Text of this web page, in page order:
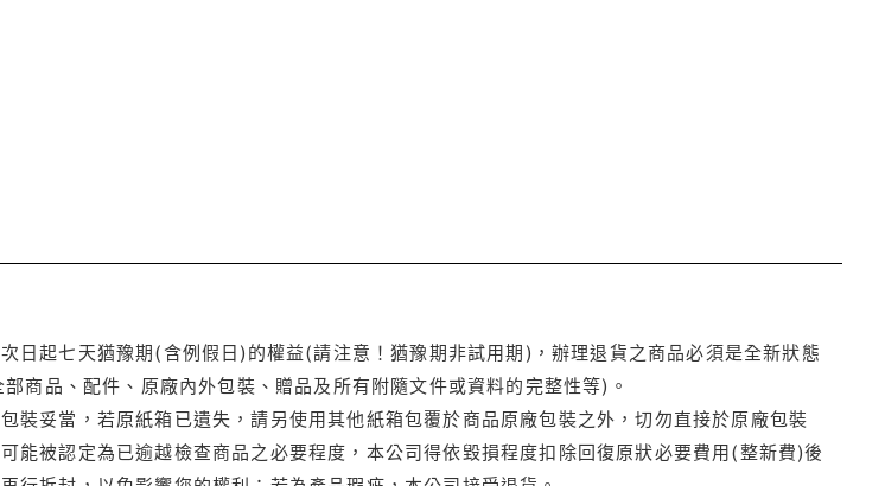
日起七天猶豫期(含例假日)的權益(請注意！猶豫期非試用期)，辦理退貨之商品必須是全新狀態
商品、配件、原廠內外包裝、贈品及所有附隨文件或資料的完整性等)。
裝妥當，若原紙箱已遺失，請另使用其他紙箱包覆於商品原廠包裝之外，切勿直接於原廠包裝
能被認定為已逾越檢查商品之必要程度，本公司得依毀損程度扣除回復原狀必要費用(整新費)後